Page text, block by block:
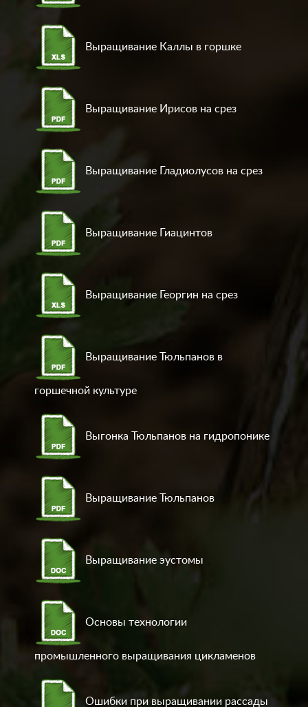
Выращивание Каллы в горшке
Выращивание Ирисов на срез
Выращивание Гладиолусов на срез
Выращивание Гиацинтов
Выращивание Георгин на срез
Выращивание Тюльпанов в
горшечной культуре
Выгонка Тюльпанов на гидропонике
Выращивание Тюльпанов
Выращивание эустомы
Основы технологии
промышленного выращивания цикламенов
Ошибки при выращивании рассады